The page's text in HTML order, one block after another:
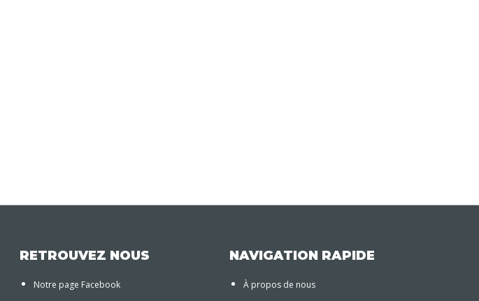
RETROUVEZ NOUS
Notre page Facebook
NAVIGATION RAPIDE
À propos de nous